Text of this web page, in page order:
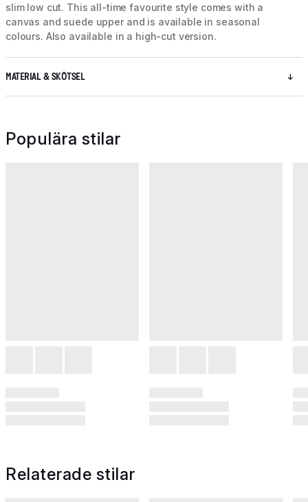
slim low cut. This all-time favourite style comes with a
canvas and suede upper and is available in seasonal
colours. Also available in a high-cut version.
MATERIAL & SKÖTSEL
Populära stilar
Relaterade stilar